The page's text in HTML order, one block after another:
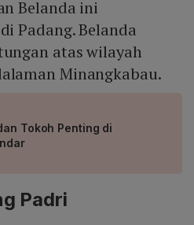
Belanda ini
Padang. Belanda
atas wilayah
Minangkabau.
Tokoh Penting di
Padri